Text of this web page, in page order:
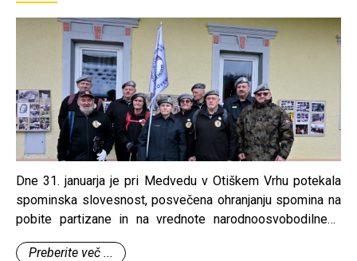
Dne 31. januarja je pri Medvedu v Otiškem Vrhu potekala
spominska slovesnost, posvečena ohranjanju spomina na
pobite partizane in na vrednote narodnoosvobodilnega
boja.
Preberite več ...